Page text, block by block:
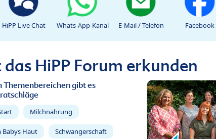
HiPP Live Chat Whats-App-Kanal E-Mail / Telefon Facebook
das HiPP Forum erkunden
Themenbereichen gibt es
Milchnahrung
Babys Haut Schwangerschaft